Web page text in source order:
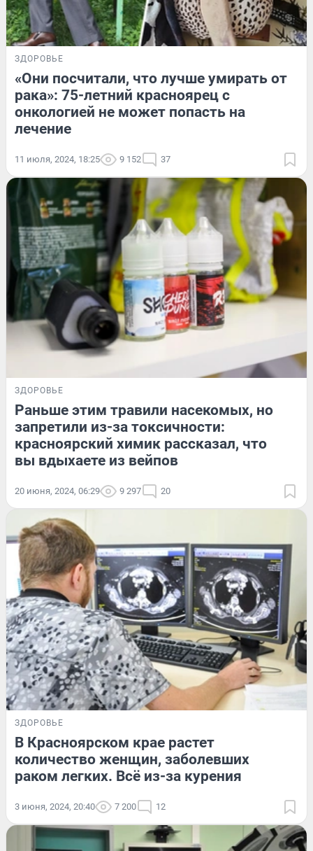
ЗДОРОВЬЕ
«Они посчитали, что лучше умирать от
рака»: 75-летний красноярец с
онкологией не может попасть на
лечение
11 июля, 2024, 18:25 9 152 37
ЗДОРОВЬЕ
Раньше этим травили насекомых, но
запретили из-за токсичности:
красноярский химик рассказал, что
вы вдыхаете из вейпов
20 июня, 2024, 06:29 9 297 20
ЗДОРОВЬЕ
В Красноярском крае растет
количество женщин, заболевших
раком легких. Всё из-за курения
3 июня, 2024, 20:40 7 200 12